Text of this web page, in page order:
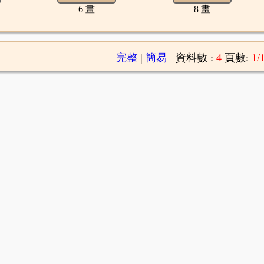
6 畫 8 畫
完整| 簡易 資料數 : 4 頁數: 1/